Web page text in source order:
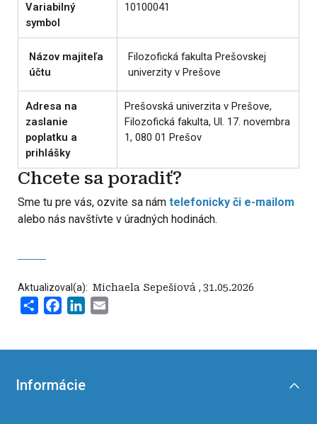
Variabilný
symbol
10100041
Názov majiteľa
účtu
Filozofická fakulta Prešovskej
univerzity v Prešove
Adresa na
zaslanie
poplatku a
prihlášky
Prešovská univerzita v Prešove,
Filozofická fakulta, Ul. 17. novembra
1, 080 01 Prešov
Chcete sa poradiť?
Sme tu pre vás, ozvite sa nám telefonicky či e-mailom
alebo nás navštívte v úradných hodinách.
Aktualizoval(a): ‍ Michaela Sepešiová , 31.05.2026
Share FacebookLinkedIn
Informácie